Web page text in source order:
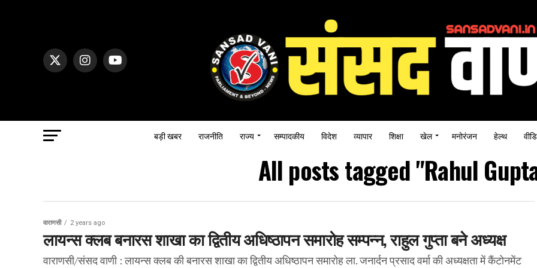
बड़ी खबर राजनीति राज्य सम्पादकीय विदेश व्यापार शिक्षा खेल मनोरंजन हेल्थ
All posts tagged "Rahul
वाराणसी 2 years ago
लायन्स क्लब बनारस शाखा का द्वितीय अधिष्ठापन समारोह सम्पन्न, राहुल गुप्ता बने अध्यक्ष
वाराणसी/संसद वाणी : लायन्स क्लब की बनारस शाखा का द्वितीय अधिष्ठापन समारोह ला. जनार्दन प्रसाद वर्मा की अध्यक्षता में कैंटोनमेंट